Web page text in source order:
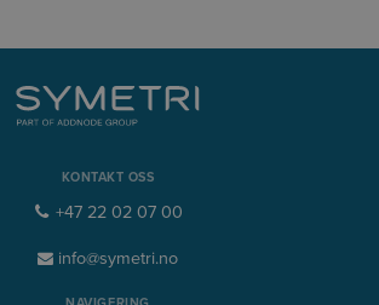
KONTAKT OSS
+47 22 02 07 00
info@symetri.no